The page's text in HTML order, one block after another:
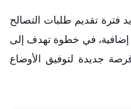
فترة تقديم طلبات التصالح
البناء لمدة 6 أشهر إضافية، في خطوة تهدف إلى
جديدة لتوفيق الأوضاع